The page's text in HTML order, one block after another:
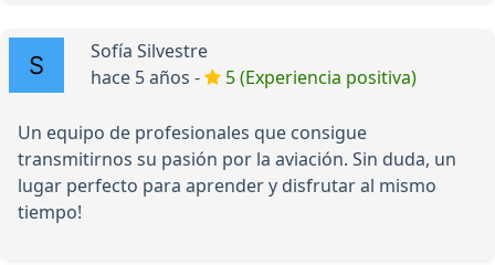
Sofía Silvestre
hace 5 años -
5 (Experiencia positiva)
Un equipo de profesionales que consigue
transmitirnos su pasión por la aviación. Sin duda, un
lugar perfecto para aprender y disfrutar al mismo
tiempo!